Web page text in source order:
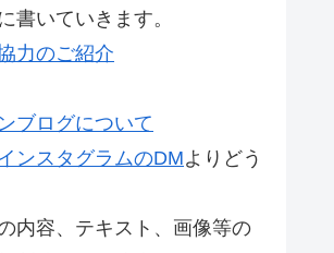
書いていきます。
力のご紹介
ブログについて
インスタグラムのDMよりどう
内容、テキスト、画像等の